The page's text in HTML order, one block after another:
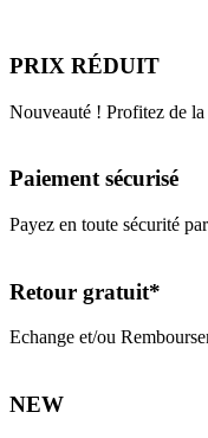
PRIX RÉDUIT
Nouveauté ! Profitez de
Paiement sécurisé
Payez en toute sécurité
Retour gratuit*
Echange et/ou
NEW